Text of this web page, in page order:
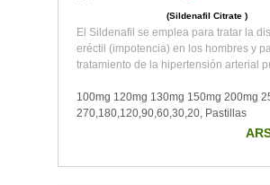
(Sildenafil Citrate )
El Sildenafil se emplea para tratar la
eréctil (impotencia) en los hombres y
tratamiento de la hipertensión arterial
100mg 120mg 130mg 150mg 200mg
270,180,120,90,60,30,20, Pastillas